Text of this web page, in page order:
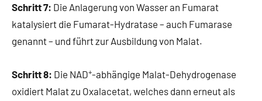
Schritt 7: Die Anlagerung von Wasser an Fumarat
katalysiert die Fumarat-Hydratase – auch Fumarase
genannt – und führt zur Ausbildung von Malat.
Schritt 8: Die NAD+-abhängige Malat-Dehydrogenase
oxidiert Malat zu Oxalacetat, welches dann erneut als